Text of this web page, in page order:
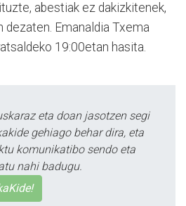
abestiak ez dakizkitenek,
dezaten. Emanaldia Txema
19:00etan hasita.
eta doan jasotzen segi
gehiago behar dira, eta
komunikatibo sendo eta
nahi badugu.